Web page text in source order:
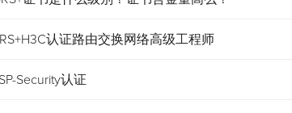
认证路由交换网络高级工程师
Security认证